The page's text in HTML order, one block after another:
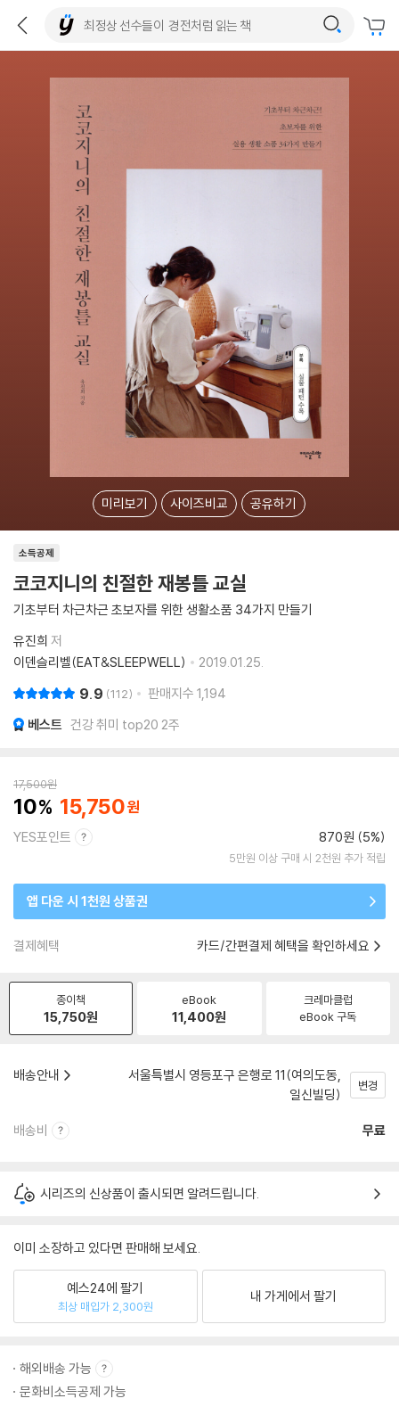
미리보기 사이즈비교 공유하기
소득공제
코코지니의 친절한 재봉틀 교실
기초부터 차근차근 초보자를 위한 생활소품 34가지 만들기
유진희 저
이덴슬리벨(EAT&SLEEPWELL)
2019.01.25.
9.9 112 판매지수 1,194
베스트 건강 취미 top20 2주
17,500원
10 15,750
YES포인트 870원 (5%)
5만원 이상 구매 시 2천원 추가 적립
앱 다운 시 1천원 상품권
결제혜택 카드/간편결제 혜택을 확인하세요
종이책
15,750원
eBook
11,400원
크레마클럽
eBook 구독
배송안내
서울특별시 영등포구 은행로 11(여의도동,
일신빌딩)
변경
배송비 무료
시리즈의 신상품이 출시되면 알려드립니다.
이미 소장하고 있다면 판매해 보세요.
예스24에 팔기
최상 매입가 2,300원
내 가게에서 팔기
해외배송 가능
문화비소득공제 가능